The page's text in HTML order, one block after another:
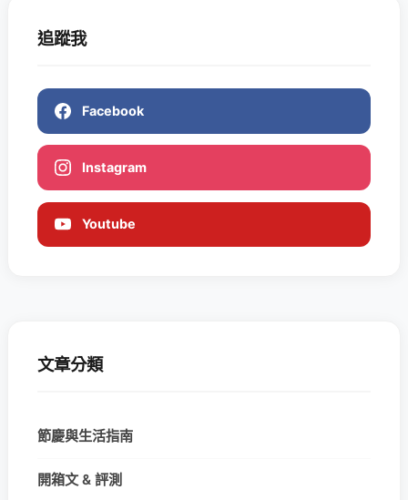
追蹤我
Facebook
Instagram
Youtube
文章分類
節慶與生活指南
開箱文 & 評測